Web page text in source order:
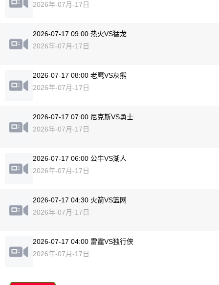
2026年-07月-17日
2026-07-17 09:00 热火VS猛龙
2026年-07月-17日
2026-07-17 08:00 老鹰VS灰熊
2026年-07月-17日
2026-07-17 07:00 尼克斯VS勇士
2026年-07月-17日
2026-07-17 06:00 公牛VS湖人
2026年-07月-17日
2026-07-17 04:30 火箭VS篮网
2026年-07月-17日
2026-07-17 04:00 雷霆VS独行侠
2026年-07月-17日